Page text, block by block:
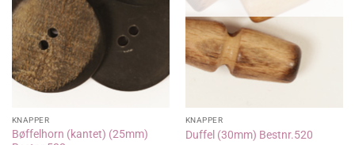
KNAPPER
Bøffelhorn (kantet) (25mm)
KNAPPER
Duffel (30mm) Bestnr.520